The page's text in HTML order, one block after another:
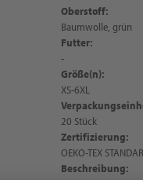
Oberstoff:
Baumwolle, grün
Futter:
-
Größe(n):
XS-6XL
20 Stück
Zertifizierung:
OEKO-TEX
Beschreibung: